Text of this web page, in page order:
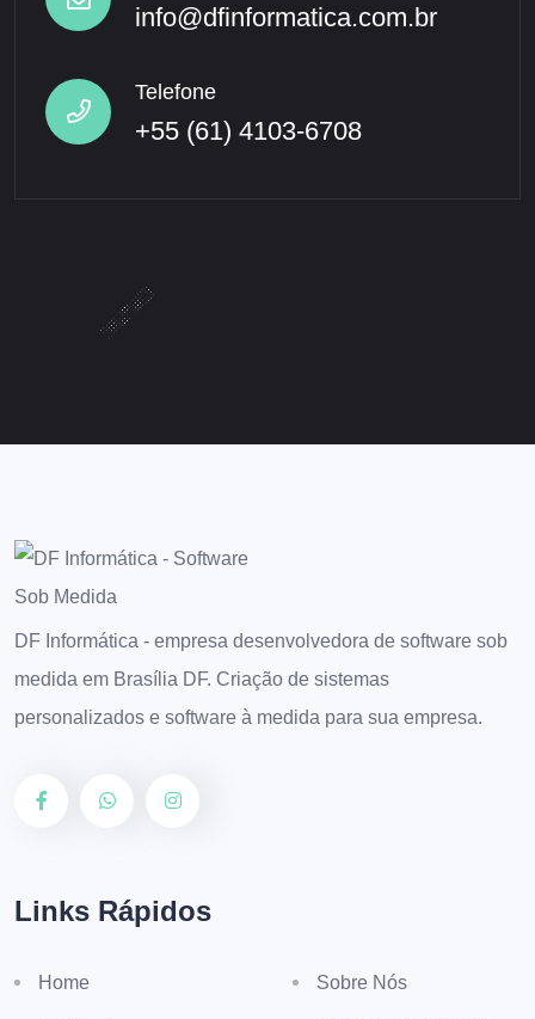
info@dfinformatica.com.br
Telefone
+55 (61) 4103-6708
DF Informática - empresa desenvolvedora de software sob
medida em Brasília DF. Criação de sistemas
personalizados e software à medida para sua empresa.
Links Rápidos
Home Sobre Nós